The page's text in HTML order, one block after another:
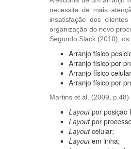
necessita de mais
insatisfação dos
organização do novo
Segundo Slack (2010), os
Arranjo físico
Arranjo físico por
Arranjo físico
Arranjo físico por
Martins et al. (2009,
Layoutpor posição
Layoutpor
Layoutcelular;
Layoutem linha;